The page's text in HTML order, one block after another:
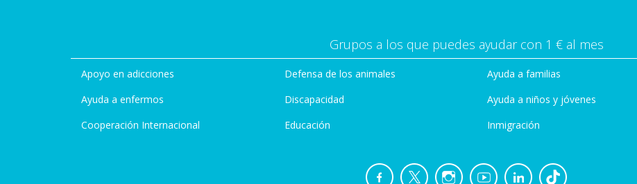
Grupos a los que puedes ayudar con 1 € al mes
Apoyo en adicciones
Ayuda a enfermos
Cooperación Internacional
Defensa de los animales
Discapacidad
Educación
Ayuda a familias
Ayuda a niños y jóvenes
Inmigración